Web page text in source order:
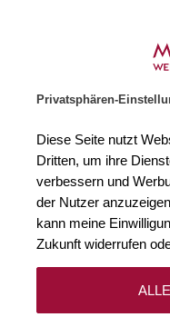
Privatsphären-
Diese Seite nutzt
Dritten, um ihre
verbessern und
der Nutzer
kann meine
Zukunft widerrufen
Keine Ergebnisse
10-